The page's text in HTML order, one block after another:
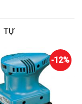
TỰ
-12%